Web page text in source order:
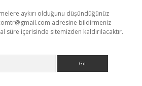
aykırı olduğunu düşündüğünüz
adresine bildirmeniz
süre içerisinde sitemizden kaldırılacaktır.